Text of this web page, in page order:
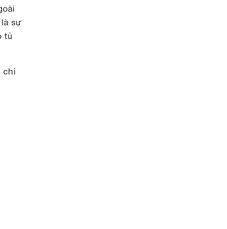
sự
tủ
chỉ